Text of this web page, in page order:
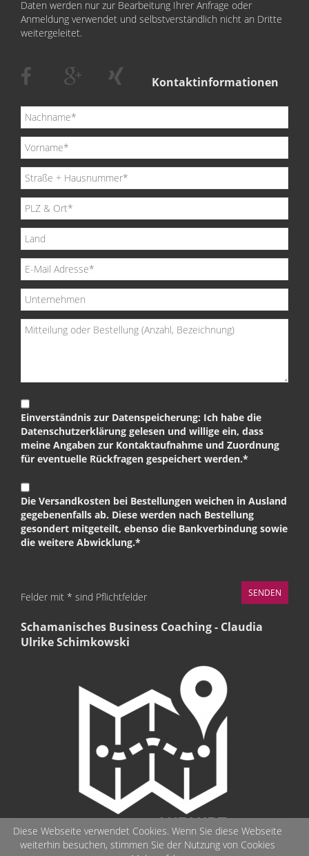
Daten werden nur zur Bearbeitung Ihrer Anfrage oder
Anmeldung verwendet und selbstverständlich nicht an Dritte
weitergeleitet.
Kontaktinformationen
Einverständnis zur Datenspeicherung: Ich habe die
Datenschutzerklärung gelesen und willige ein, dass
meine Angaben zur Kontaktaufnahme und Zuordnung
für eventuelle Rückfragen gespeichert werden.*
Die Versandkosten bei Bestellungen weichen in Ausland
gegebenenfalls ab. Diese werden nach Bestellung
gesondert mitgeteilt, ebenso die Bankverbindung sowie
die weitere Abwicklung.*
Felder mit * sind Pflichtfelder
Schamanisches Business Coaching - Claudia
Ulrike Schimkowski
Diese Webseite verwendet Cookies. Wenn Sie diese Webseite
weiterhin besuchen, stimmen Sie der Nutzung von Cookies